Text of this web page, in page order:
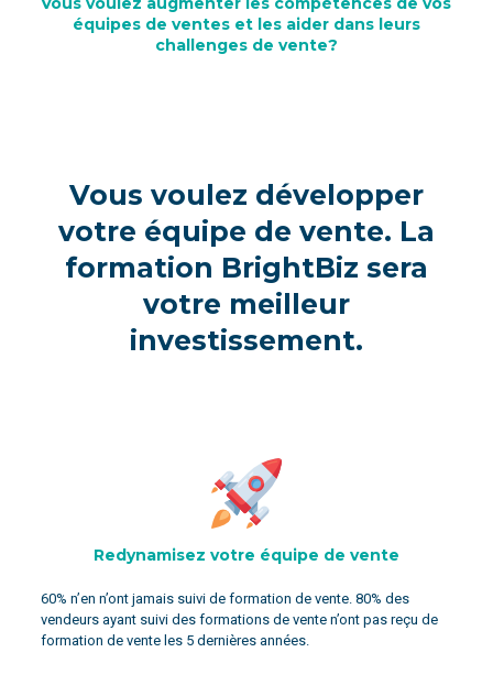
équipes de ventes et les aider dans leurs
challenges de vente?
Vous voulez développer
votre équipe de vente. La
formation BrightBiz sera
votre meilleur
investissement.
Redynamisez votre équipe de vente
60% n’en n’ont jamais suivi de formation de vente. 80% des
vendeurs ayant suivi des formations de vente n’ont pas reçu de
formation de vente les 5 dernières années.